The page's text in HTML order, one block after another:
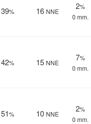
39% 16 NNE
2%
0 mm.
42% 15 NNE
7%
0 mm.
51% 10 NNE
2%
0 mm.